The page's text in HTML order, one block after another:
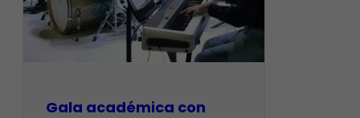
Gala académica con